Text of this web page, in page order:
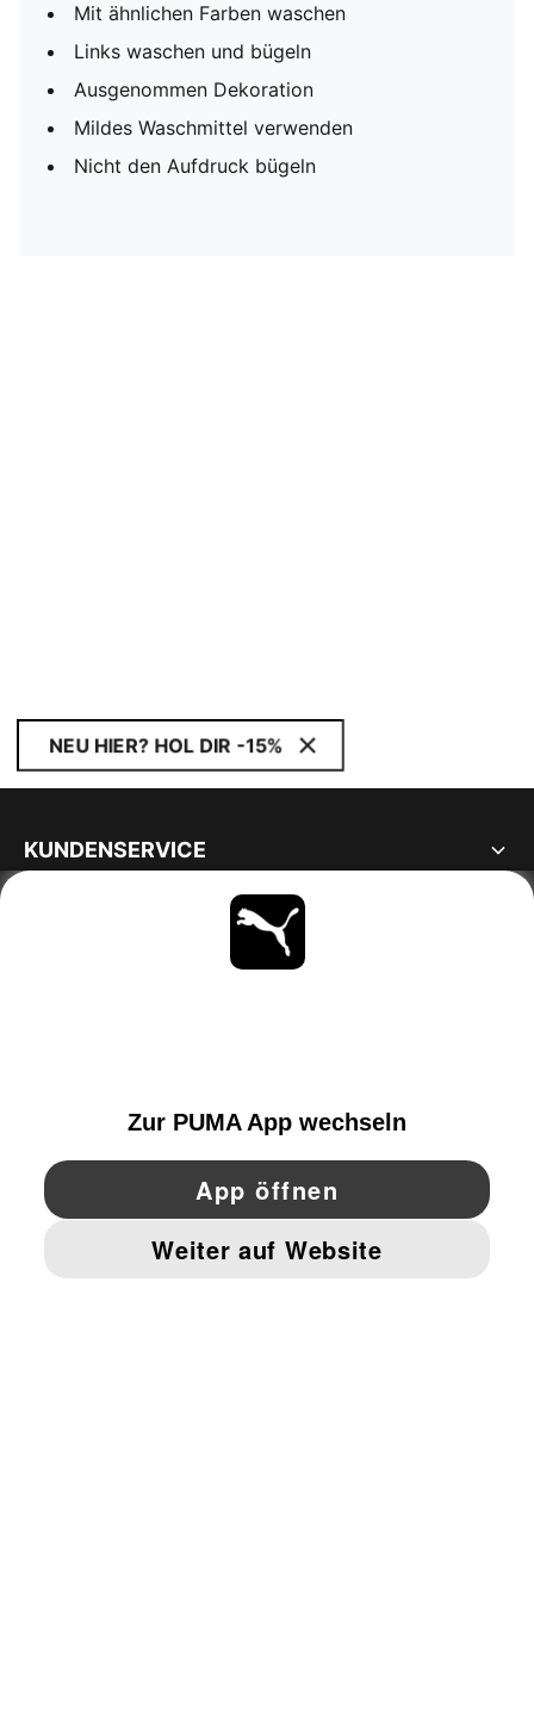
Mit ähnlichen Farben waschen
Links waschen und bügeln
Ausgenommen Dekoration
Mildes Waschmittel verwenden
Nicht den Aufdruck bügeln
NEU HIER? HOL DIR -15%
KUNDENSERVICE
BLEIBE IMMER AUF DEM LAUFENDEN
YouTube Pinterest
IMPRESSUM UND RECHTLICHE HINWEISE